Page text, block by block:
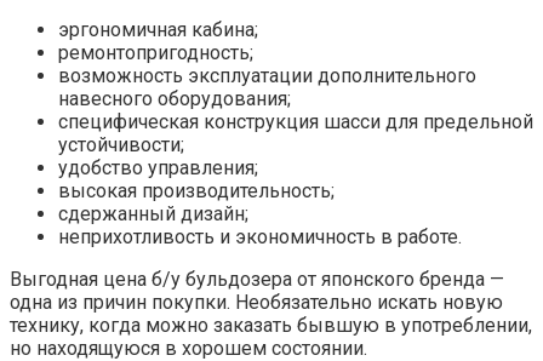
эргономичная кабина;
ремонтопригодность;
возможность эксплуатации дополнительного
навесного оборудования;
специфическая конструкция шасси для предельной
устойчивости;
удобство управления;
высокая производительность;
сдержанный дизайн;
неприхотливость и экономичность в работе.
Выгодная цена б/у бульдозера от японского бренда —
одна из причин покупки. Необязательно искать новую
технику, когда можно заказать бывшую в употреблении,
но находящуюся в хорошем состоянии.